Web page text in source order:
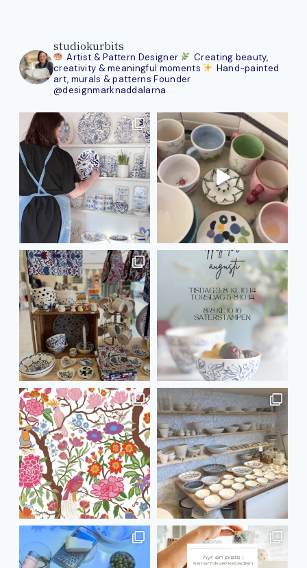
studiokurbits
Artist & Pattern Designer
Creating beauty,
creativity & meaningful moments
Hand-painted
art, murals & patterns Founder
@designmarknaddalarna